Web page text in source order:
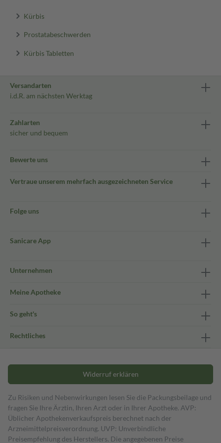
Kürbis
Prostatabeschwerden
Kürbis Tabletten
Versandarten
i.d.R. am nächsten Werktag
Zahlarten
sicher und bequem
Bewerte uns
Vertraue unserem mehrfach ausgezeichneten Service
Folge uns
Sanicare App
Unternehmen
Meine Apotheke
So geht's
Rechtliches
Widerruf erklären
Zu Risiken und Nebenwirkungen lesen Sie die Packungsbeilage und
fragen Sie Ihre Ärztin, Ihren Arzt oder in Ihrer Apotheke. AVP:
Üblicher Apothekenverkaufspreis berechnet nach der
Arzneimittelpreisverordnung. UVP: Unverbindliche
Preisempfehlung des Herstellers. Die angegebenen Preise